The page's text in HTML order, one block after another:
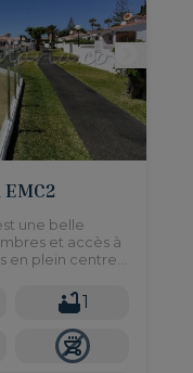
une belle
et accès à
en plein centre
1